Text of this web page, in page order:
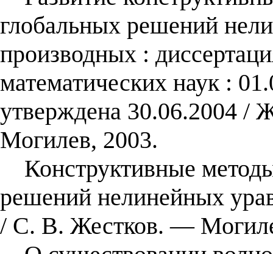
глобальных решений
производных :
математических наук :
утверждена 30.06.2004 /
Могилев, 2003.
Конструктивные
решений нелинейных
/ С. В. Жестков. —